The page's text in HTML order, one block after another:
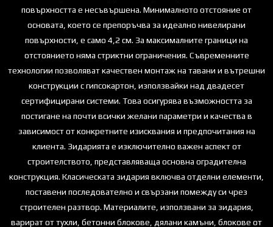
повърхността е несъвършена. Минималното отстояние от
основата, което се препоръчва за идеално нивелирани
повърхности, е само 4,2 см. За максималните граници на
отстоянието няма стриктни ограничения. Съвременните
технологии позволяват качествен монтаж на тавани и вътрешни
конструкции с гипсокартон, използвайки над двадесет
сертифицирани системи. Това осигурява възможността за
постигане на почти всички желани параметри и качества в
зависимост от конкретните изисквания и предпочитания на
клиента. Зидарията е изключително важен аспект от
строителството, представляваща основна оградителна
конструкция. Класическата зидария включва отделни елементи,
поставени последователно и свързани помежду си чрез
строителен разтвор. Материалите, използвани за зидария,
варират от тухли, бетонни блокове, дялани камъни, блокове от